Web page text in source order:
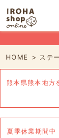
HOME ステ
熊本県熊本地
夏季休業期間